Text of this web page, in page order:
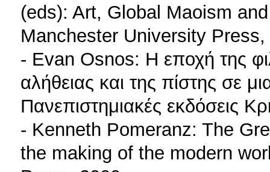
(eds): Art, Global Maoism
Manchester University Press,
- Evan Osnos: Η εποχή της
αλήθειας και της πίστης σε
Πανεπιστημιακές εκδόσεις
- Kenneth Pomeranz: The
the making of the modern